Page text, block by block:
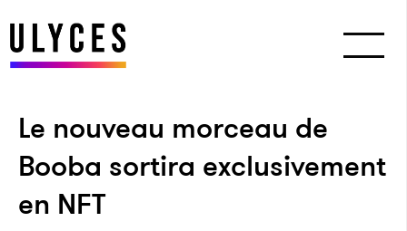
Le nouveau morceau de
Booba sortira exclusivement
en NFT